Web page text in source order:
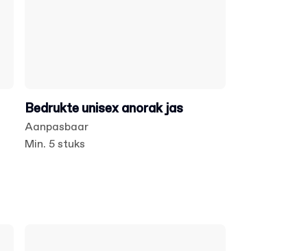
Bedrukte unisex anorak jas
Aanpasbaar
Min. 5 stuks